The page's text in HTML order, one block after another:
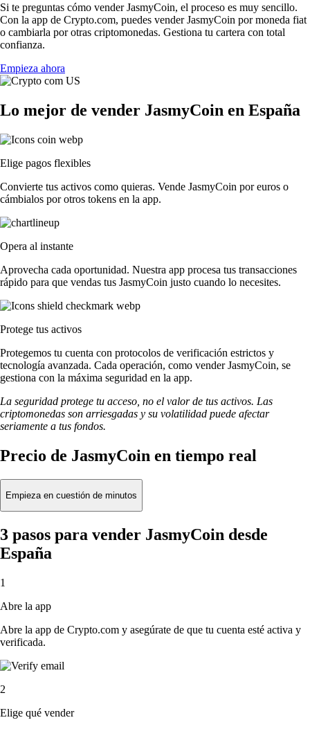
Si te preguntas cómo vender JasmyCoin, el proceso es muy sencillo.
Con la app de Crypto.com, puedes vender JasmyCoin por moneda fiat
o cambiarla por otras criptomonedas. Gestiona tu cartera con total
confianza.
Empieza ahora
Lo mejor de vender JasmyCoin en España
Elige pagos flexibles
Convierte tus activos como quieras. Vende JasmyCoin por euros o
cámbialos por otros tokens en la app.
Opera al instante
Aprovecha cada oportunidad. Nuestra app procesa tus transacciones
rápido para que vendas tus JasmyCoin justo cuando lo necesites.
Protege tus activos
Protegemos tu cuenta con protocolos de verificación estrictos y
tecnología avanzada. Cada operación, como vender JasmyCoin, se
gestiona con la máxima seguridad en la app.
La seguridad protege tu acceso, no el valor de tus activos. Las
criptomonedas son arriesgadas y su volatilidad puede afectar
seriamente a tus fondos.
Precio de JasmyCoin en tiempo real
Empieza en cuestión de minutos
3 pasos para vender JasmyCoin desde
España
1
Abre la app
Abre la app de Crypto.com y asegúrate de que tu cuenta esté activa y
verificada.
2
Elige qué vender